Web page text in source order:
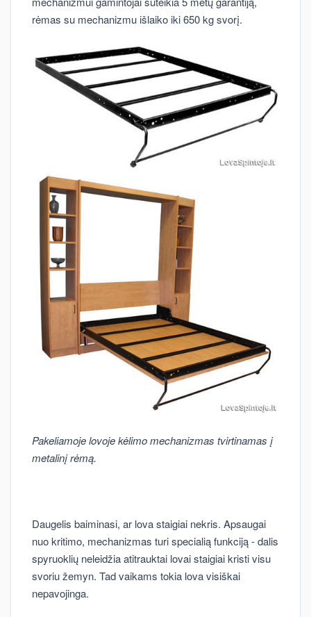
rėmas su mechanizmu išlaiko iki 650 kg svorį.
Pakeliamoje lovoje kėlimo mechanizmas tvirtinamas į
metalinį rėmą.
Daugelis baiminasi, ar lova staigiai nekris. Apsaugai
nuo kritimo, mechanizmas turi specialią funkciją - dalis
spyruoklių neleidžia atitrauktai lovai staigiai kristi visu
svoriu žemyn. Tad vaikams tokia lova visiškai
nepavojinga.